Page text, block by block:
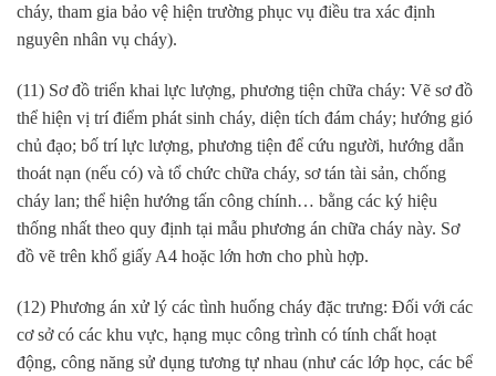
cháy, tham gia bảo vệ hiện trường phục vụ điều tra xác định
nguyên nhân vụ cháy).
(11) Sơ đồ triển khai lực lượng, phương tiện chữa cháy: Vẽ sơ đồ
thể hiện vị trí điểm phát sinh cháy, diện tích đám cháy; hướng gió
chủ đạo; bố trí lực lượng, phương tiện để cứu người, hướng dẫn
thoát nạn (nếu có) và tổ chức chữa cháy, sơ tán tài sản, chống
cháy lan; thể hiện hướng tấn công chính… bằng các ký hiệu
thống nhất theo quy định tại mẫu phương án chữa cháy này. Sơ
đồ vẽ trên khổ giấy A4 hoặc lớn hơn cho phù hợp.
(12) Phương án xử lý các tình huống cháy đặc trưng: Đối với các
cơ sở có các khu vực, hạng mục công trình có tính chất hoạt
động, công năng sử dụng tương tự nhau (như các lớp học, các bể